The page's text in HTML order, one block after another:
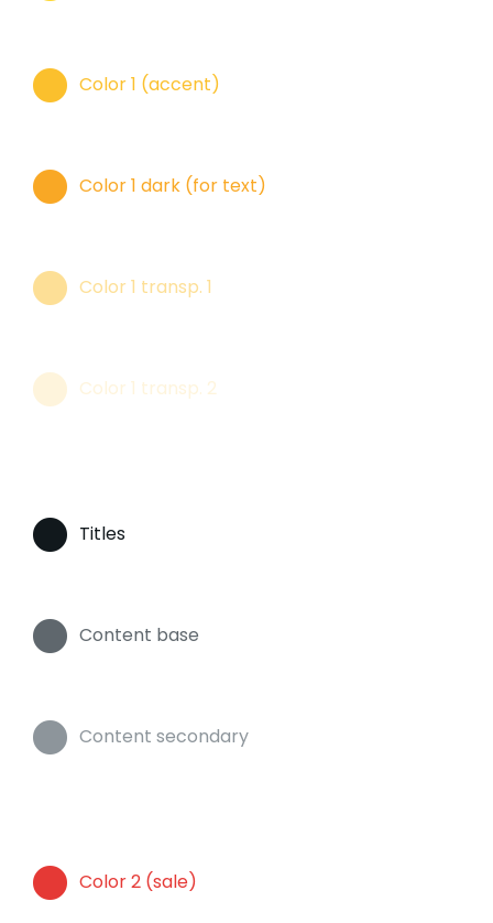
Color 1 (accent)
Color 1 dark (for text)
Color 1 transp. 1
Color 1 transp. 2
Titles
Content base
Content secondary
Color 2 (sale)